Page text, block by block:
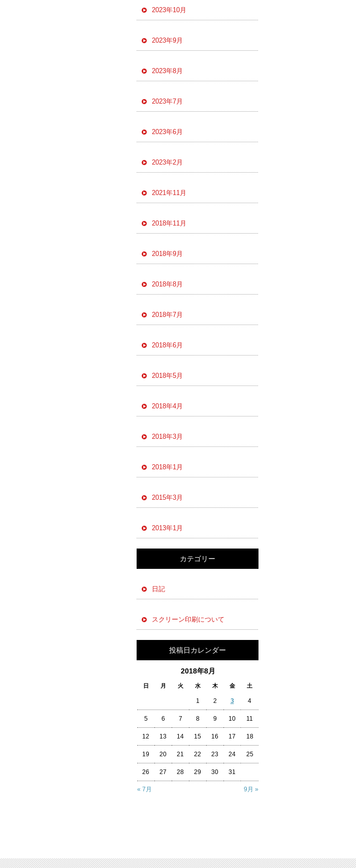
2023年10月
2023年9月
2023年8月
2023年7月
2023年6月
2023年2月
2021年11月
2018年11月
2018年9月
2018年8月
2018年7月
2018年6月
2018年5月
2018年4月
2018年3月
2018年1月
2015年3月
2013年1月
カテゴリー
日記
スクリーン印刷について
投稿日カレンダー
2018年8月
日 月 火 水 木 金 土
« 7月 9月 »
1 2 3 4
5 6 7 8 9 10 11
12 13 14 15 16 17 18
19 20 21 22 23 24 25
26 27 28 29 30 31